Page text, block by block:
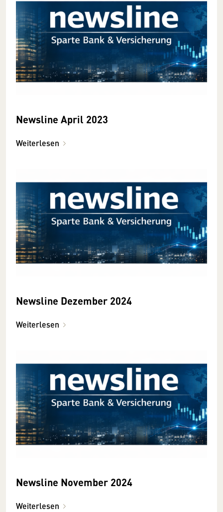
Newsline April 2023
Weiterlesen
Newsline Dezember 2024
Weiterlesen
Newsline November 2024
Weiterlesen